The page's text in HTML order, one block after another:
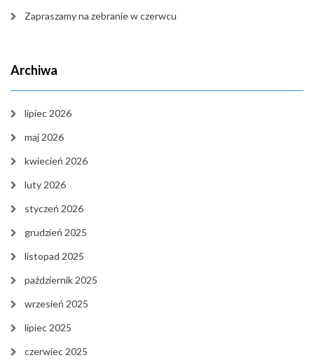
Zapraszamy na zebranie w czerwcu
Archiwa
lipiec 2026
maj 2026
kwiecień 2026
luty 2026
styczeń 2026
grudzień 2025
listopad 2025
październik 2025
wrzesień 2025
lipiec 2025
czerwiec 2025